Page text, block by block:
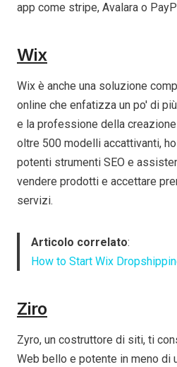
app come stripe, Avalara o
Wix
Wix è anche una soluzione
online che enfatizza un po' di
e la professione della
oltre 500 modelli accattivanti,
potenti strumenti SEO e
vendere prodotti e accettare
servizi.
Articolo correlato:
How to Start Wix
Ziro
Zyro, un costruttore di siti, ti
Web bello e potente in meno di